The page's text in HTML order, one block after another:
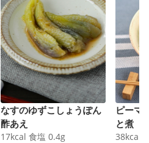
なすのゆずこしょうぽん
酢あえ
17kcal 食塩 0.4g
ピーマ
と煮
38kcal